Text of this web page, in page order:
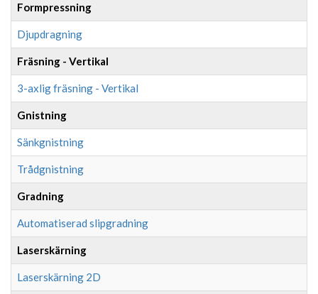
Formpressning
Djupdragning
Fräsning - Vertikal
3-axlig fräsning - Vertikal
Gnistning
Sänkgnistning
Trådgnistning
Gradning
Automatiserad slipgradning
Laserskärning
Laserskärning 2D